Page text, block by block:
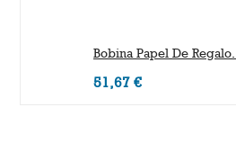
Bobina Papel De Regalo...
51,67 €